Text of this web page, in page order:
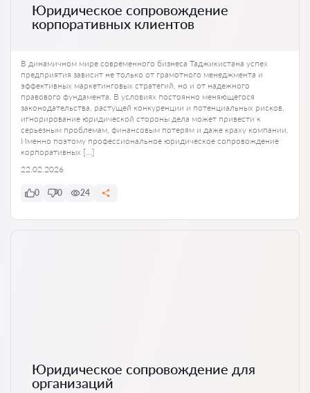
Юридическое сопровождение
корпоративных клиентов
В динамичном мире современного бизнеса Таджикистана успех
предприятия зависит не только от грамотного менеджмента и
эффективных маркетинговых стратегий, но и от надежного
правового фундамента. В условиях постоянно меняющегося
законодательства, растущей конкуренции и потенциальных рисков,
игнорирование юридической стороны дела может привести к
серьезным проблемам, финансовым потерям и даже краху компании.
Именно поэтому профессиональное юридическое сопровождение
корпоративных […]
22.02.2026
0 0 24
Юридическое сопровождение для
организаций